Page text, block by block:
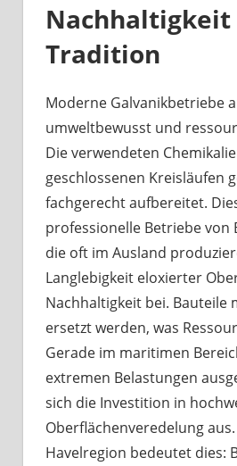
Tradition
Moderne Galvanikbetriebe
umweltbewusst und
Die verwendeten
geschlossenen Kreisläufen
fachgerecht aufbereitet.
professionelle Betriebe von
die oft im Ausland
Langlebigkeit eloxierter
Nachhaltigkeit bei. Bauteile
ersetzt werden, was
Gerade im maritimen
extremen Belastungen
sich die Investition in
Oberflächenveredelung
Havelregion bedeutet dies: